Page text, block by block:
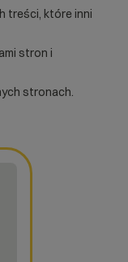
treści, które inni
stron i
stronach.